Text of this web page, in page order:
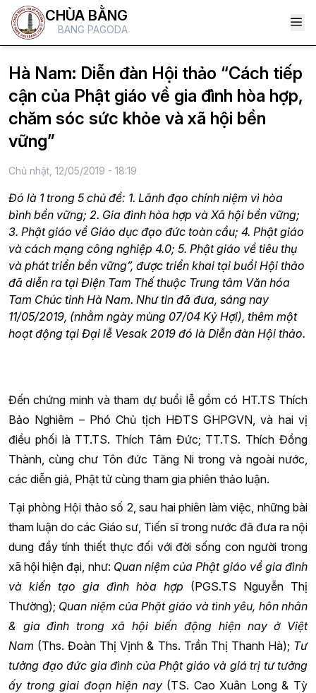
CHÙA BẰNG
BANG PAGODA
Hà Nam: Diễn đàn Hội thảo “Cách tiếp
cận của Phật giáo về gia đình hòa hợp,
chăm sóc sức khỏe và xã hội bền
vững”
Chủ nhật, 12/05/2019 - 18:19
Đó là 1 trong 5 chủ đề: 1. Lãnh đạo chính niệm vì hòa
bình bền vững; 2. Gia đình hòa hợp và Xã hội bền vững;
3. Phật giáo về Giáo dục đạo đức toàn cầu; 4. Phật giáo
và cách mạng công nghiệp 4.0; 5. Phật giáo về tiêu thụ
và phát triển bền vững”, được triển khai tại buổi Hội thảo
đã diễn ra tại Điện Tam Thế thuộc Trung tâm Văn hóa
Tam Chúc tỉnh Hà Nam. Như tin đã đưa, sáng nay
11/05/2019, (nhằm ngày mùng 07/04 Kỷ Hợi), thêm một
hoạt động tại Đại lễ Vesak 2019 đó là Diễn đàn Hội thảo.
Đến chứng minh và tham dự buổi lễ gồm có HT.TS Thích
Bảo Nghiêm – Phó Chủ tịch HĐTS GHPGVN, và hai vị
điều phối là TT.TS. Thích Tâm Đức; TT.TS. Thích Đồng
Thành, cùng chư Tôn đức Tăng Ni trong và ngoài nước,
các diễn giả, Phật tử cùng tham gia phiên thảo luận.
Tại phòng Hội thảo số 2, sau hai phiên làm việc, những bài
tham luận do các Giáo sư, Tiến sĩ trong nước đã đưa ra nội
dung đầy tính thiết thực đối với đời sống con người trong
xã hội hiện đại, như: Quan niệm của Phật giáo về gia đình
và kiến tạo gia đình hòa hợp (PGS.TS Nguyễn Thị
Thường); Quan niệm của Phật giáo và tình yêu, hôn nhân
& gia đình trong xã hội biến động hiện nay ở Việt
Nam (Ths. Đoàn Thị Vịnh & Ths. Trần Thị Thanh Hà); Tư
tưởng đạo đức gia đình của Phật giáo và giá trị tư tưởng
ấy trong giai đoạn hiện nay(TS. Cao Xuân Long & Tỳ